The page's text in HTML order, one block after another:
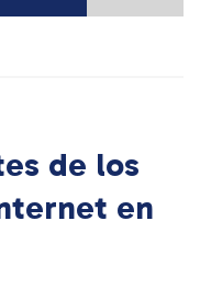
de los
en